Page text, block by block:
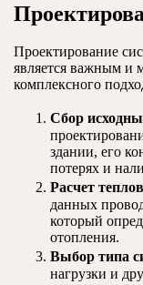
Проектирование
является важным и
комплексного
Сбор
здании, его
потерях и
Расчет
данных
который
отопления.
Выбор типа
нагрузки и